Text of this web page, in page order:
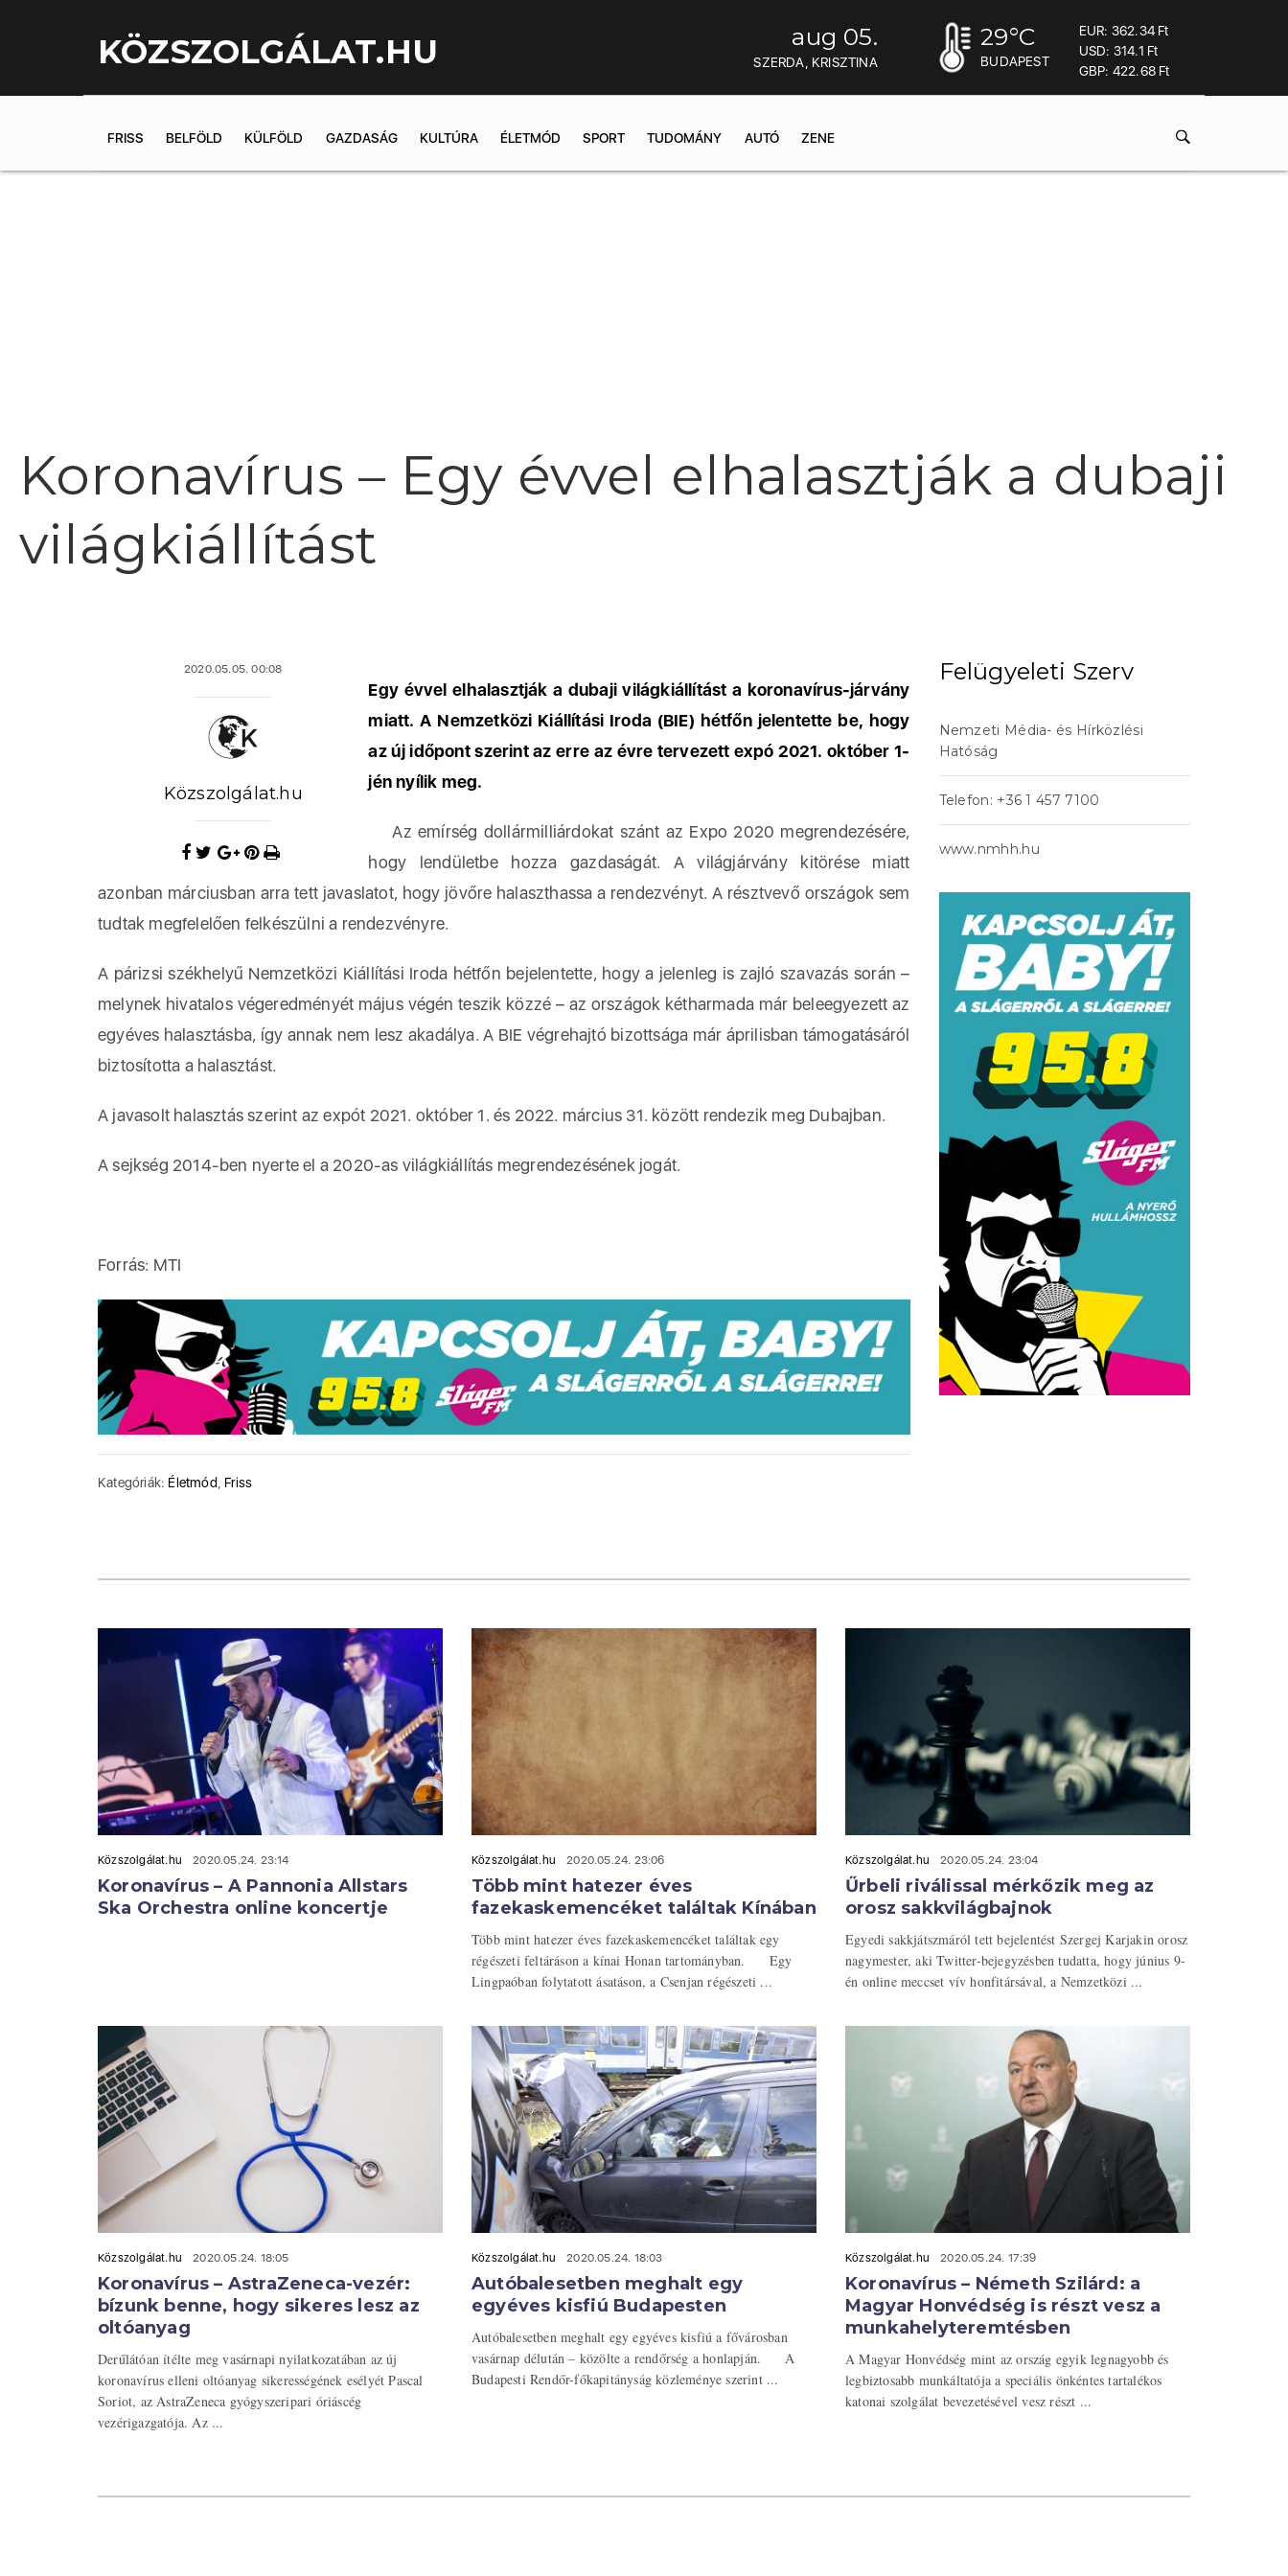
KÖZSZOLGÁLAT.HU aug 05.
SZERDA, KRISZTINA
29°C
BUDAPEST
EUR: 362.34 Ft
USD: 314.1 Ft
GBP: 422.68 Ft
FRISS BELFÖLD KÜLFÖLD GAZDASÁG KULTÚRA ÉLETMÓD SPORT TUDOMÁNY AUTÓ ZENE
Koronavírus – Egy évvel elhalasztják a dubaji
világkiállítást
2020.05.05. 00:08
Közszolgálat.hu
Egy évvel elhalasztják a dubaji világkiállítást a koronavírus-járvány
miatt. A Nemzetközi Kiállítási Iroda (BIE) hétfőn jelentette be, hogy
az új időpont szerint az erre az évre tervezett expó 2021. október 1-
jén nyílik meg.
Az emírség dollármilliárdokat szánt az Expo 2020 megrendezésére,
hogy lendületbe hozza gazdaságát. A világjárvány kitörése miatt
azonban márciusban arra tett javaslatot, hogy jövőre halaszthassa a rendezvényt. A résztvevő országok sem
tudtak megfelelően felkészülni a rendezvényre.
A párizsi székhelyű Nemzetközi Kiállítási Iroda hétfőn bejelentette, hogy a jelenleg is zajló szavazás során –
melynek hivatalos végeredményét május végén teszik közzé – az országok kétharmada már beleegyezett az
egyéves halasztásba, így annak nem lesz akadálya. A BIE végrehajtó bizottsága már áprilisban támogatásáról
biztosította a halasztást.
A javasolt halasztás szerint az expót 2021. október 1. és 2022. március 31. között rendezik meg Dubajban.
A sejkség 2014-ben nyerte el a 2020-as világkiállítás megrendezésének jogát.
Forrás: MTI
Kategóriák: Életmód, Friss
Felügyeleti Szerv
Nemzeti Média- és Hírközlési
Hatóság
Telefon: +36 1 457 7100
www.nmhh.hu
Közszolgálat.hu 2020.05.24. 23:14
Koronavírus – A Pannonia Allstars
Ska Orchestra online koncertje
Közszolgálat.hu 2020.05.24. 23:06
Több mint hatezer éves
fazekaskemencéket találtak Kínában
Több mint hatezer éves fazekaskemencéket találtak egy
régészeti feltáráson a kínai Honan tartományban. Egy
Lingpaóban folytatott ásatáson, a Csenjan régészeti ...
Közszolgálat.hu 2020.05.24. 23:04
Űrbeli riválissal mérkőzik meg az
orosz sakkvilágbajnok
Egyedi sakkjátszmáról tett bejelentést Szergej Karjakin orosz
nagymester, aki Twitter-bejegyzésben tudatta, hogy június 9-
én online meccset vív honfitársával, a Nemzetközi ...
Közszolgálat.hu 2020.05.24. 18:05
Koronavírus – AstraZeneca-vezér:
bízunk benne, hogy sikeres lesz az
oltóanyag
Derűlátóan ítélte meg vasárnapi nyilatkozatában az új
koronavírus elleni oltóanyag sikerességének esélyét Pascal
Soriot, az AstraZeneca gyógyszeripari óriáscég
vezérigazgatója. Az ...
Közszolgálat.hu 2020.05.24. 18:03
Autóbalesetben meghalt egy
egyéves kisfiú Budapesten
Autóbalesetben meghalt egy egyéves kisfiú a fővárosban
vasárnap délután – közölte a rendőrség a honlapján. A
Budapesti Rendőr-főkapitányság közleménye szerint ...
Közszolgálat.hu 2020.05.24. 17:39
Koronavírus – Németh Szilárd: a
Magyar Honvédség is részt vesz a
munkahelyteremtésben
A Magyar Honvédség mint az ország egyik legnagyobb és
legbiztosabb munkáltatója a speciális önkéntes tartalékos
katonai szolgálat bevezetésével vesz részt ...